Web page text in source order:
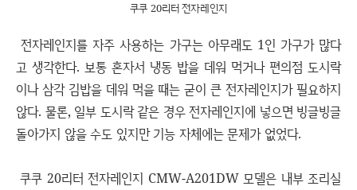
쿠쿠 20리터 전자레인지
전자레인지를 자주 사용하는 가구는 아무래도 1인 가구가 많다
고 생각한다. 보통 혼자서 냉동 밥을 데워 먹거나 편의점 도시락
이나 삼각 김밥을 데워 먹을 때는 굳이 큰 전자레인지가 필요하지
않다. 물론, 일부 도시락 같은 경우 전자레인지에 넣으면 빙글빙글
돌아가지 않을 수도 있지만 기능 자체에는 문제가 없었다.
쿠쿠 20리터 전자레인지 CMW-A201DW 모델은 내부 조리실